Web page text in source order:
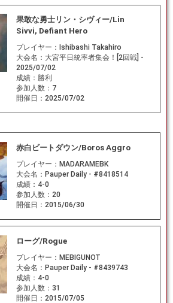
果敢な勇士リン・シヴィー/Lin
Sivvi, Defiant Hero
プレイヤー： Ishibashi Takahiro
大会名： 大宮平日統率者集会！[2回戦] -
2025/07/02
成績： 勝利
参加人数： 7
開催日： 2025/07/02
赤白ビートダウン/Boros Aggro
プレイヤー： MADARAMEBK
大会名： Pauper Daily - #8418514
成績： 4-0
参加人数： 20
開催日： 2015/06/30
ローグ/Rogue
プレイヤー： MEBIGUNOT
大会名： Pauper Daily - #8439743
成績： 4-0
参加人数： 31
開催日： 2015/07/05